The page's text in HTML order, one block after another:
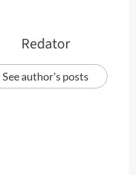
Redator
See author's posts